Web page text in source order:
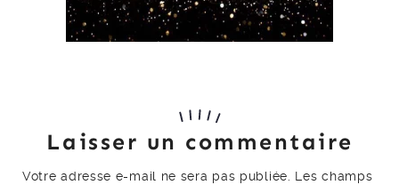
Laisser un commentaire
Votre adresse e-mail ne sera pas publiée.
Les champs